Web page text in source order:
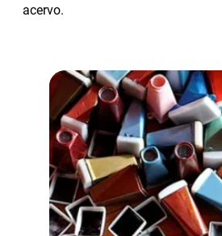
acervo.